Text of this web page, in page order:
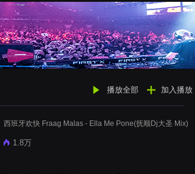
播放全部 加入播放
西班牙欢快 Fraag Malas - Ella Me Pone(抚顺Dj大圣 Mix)
1.8万